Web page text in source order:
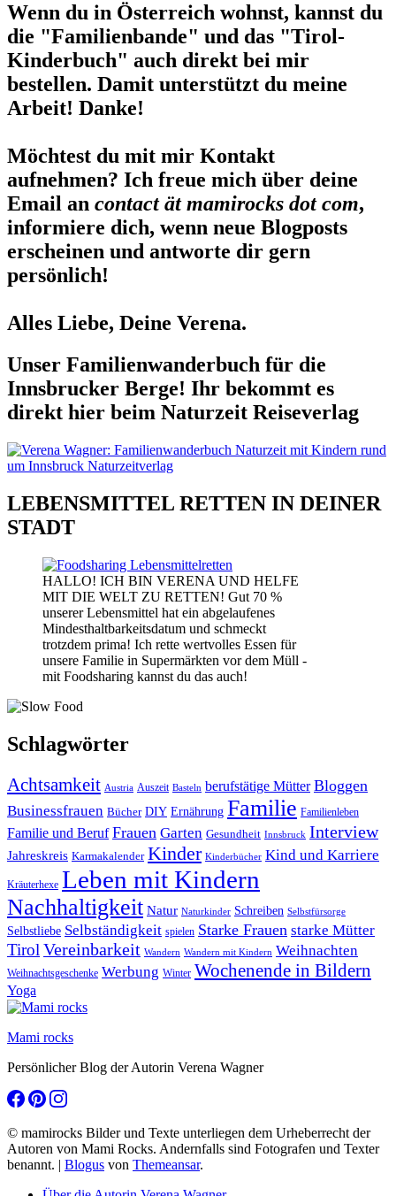
Wenn du in Österreich wohnst, kannst du
die "Familienbande" und das "Tirol-
Kinderbuch" auch direkt bei mir
bestellen. Damit unterstützt du meine
Arbeit! Danke!
Möchtest du mit mir Kontakt
aufnehmen? Ich freue mich über deine
Email an contact ät mamirocks dot com,
informiere dich, wenn neue Blogposts
erscheinen und antworte dir gern
persönlich!
Alles Liebe, Deine Verena.
Unser Familienwanderbuch für die
Innsbrucker Berge! Ihr bekommt es
direkt hier beim Naturzeit Reiseverlag
LEBENSMITTEL RETTEN IN DEINER
STADT
HALLO! ICH BIN VERENA UND HELFE
MIT DIE WELT ZU RETTEN! Gut 70 %
unserer Lebensmittel hat ein abgelaufenes
Mindesthaltbarkeitsdatum und schmeckt
trotzdem prima! Ich rette wertvolles Essen für
unsere Familie in Supermärkten vor dem Müll -
mit Foodsharing kannst du das auch!
Schlagwörter
Achtsamkeit Austria Auszeit Basteln berufstätige Mütter Bloggen
Businessfrauen Bücher DIY Ernährung Familie Familienleben
Familie und Beruf Frauen Garten Gesundheit Innsbruck Interview
Jahreskreis Karmakalender Kinder Kinderbücher Kind und Karriere
Kräuterhexe Leben mit Kindern
Nachhaltigkeit Natur Naturkinder Schreiben Selbstfürsorge
Selbstliebe Selbständigkeit spielen Starke Frauen starke Mütter
Tirol Vereinbarkeit Wandern Wandern mit Kindern Weihnachten
Weihnachtsgeschenke Werbung Winter Wochenende in Bildern
Yoga
Mami rocks
Persönlicher Blog der Autorin Verena Wagner
© mamirocks Bilder und Texte unterliegen dem Urheberrecht der
Autoren von Mami Rocks. Andernfalls sind Fotografen und Texter
benannt. | Blogus von Themeansar.